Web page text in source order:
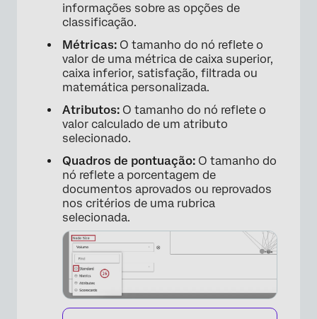
×
informações sobre as opções de
classificação.
Métricas: O tamanho do nó reflete o
valor de uma métrica de caixa superior,
caixa inferior, satisfação, filtrada ou
matemática personalizada.
Atributos: O tamanho do nó reflete o
valor calculado de um atributo
selecionado.
Quadros de pontuação: O tamanho do
nó reflete a porcentagem de
documentos aprovados ou reprovados
nos critérios de uma rubrica
selecionada.